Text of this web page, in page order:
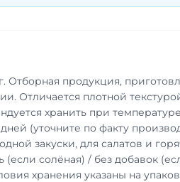
Отборная продукция,
Отличается плотной
хранить при
(уточните по факту
закуски, для салатов и
(если солёная) / без добавок
хранения указаны на